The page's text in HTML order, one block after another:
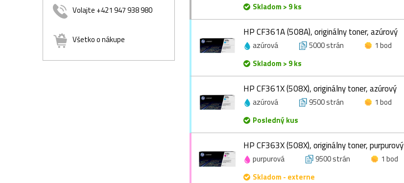
Volajte +421 947 938 980
Všetko o nákupe
Skladom > 9 ks
HP CF361A (508A), originálny toner, azúrový
azúrová 5000 strán
1 bod
Skladom > 9 ks
HP CF361X (508X), originálny toner, azúrový
azúrová 9500 strán
1 bod
Posledný kus
HP CF363X (508X), originálny toner, purpurový
purpurová 9500 strán
1 bod
Skladom - externe